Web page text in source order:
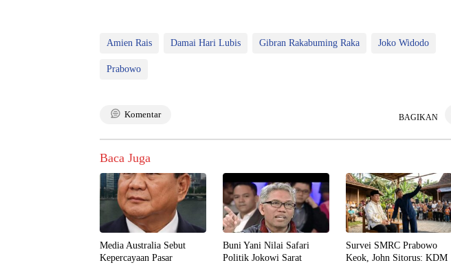
Amien Rais Damai Hari Lubis Gibran Rakabuming Raka Joko Widodo
Prabowo
Komentar BAGIKAN
Baca Juga
Media Australia Sebut
Kepercayaan Pasar
Buni Yani Nilai Safari
Politik Jokowi Sarat
Survei SMRC Prabowo
Keok, John Sitorus: KDM